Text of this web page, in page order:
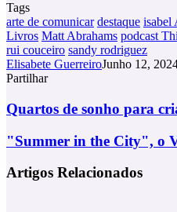
Tags
arte de comunicar destaque isabel
Livros Matt Abrahams podcast
rui couceiro sandy rodriguez
Elisabete GuerreiroJunho 12,
Partilhar
Via
Email
Quartos
de
sonho
para
em
Quartos de sonho para
"Summer
the
City",
"Summer in the City", o
Artigos Relacionados